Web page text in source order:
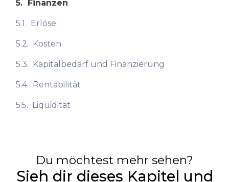
5. Finanzen
5.1. Erlöse
5.2. Kosten
5.3. Kapitalbedarf und Finanzierung
5.4. Rentabilität
5.5. Liquidität
Du möchtest mehr sehen?
Sieh dir dieses Kapitel und